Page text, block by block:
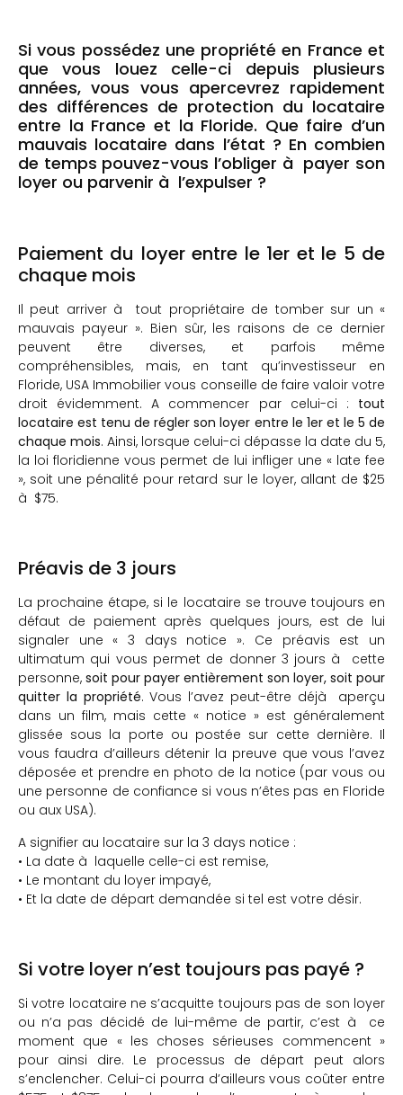
Si vous possédez une propriété en France et
que vous louez celle-ci depuis plusieurs
années, vous vous apercevrez rapidement
des différences de protection du locataire
entre la France et la Floride. Que faire d’un
mauvais locataire dans l’état ? En combien
de temps pouvez-vous l’obliger à payer son
loyer ou parvenir à l’expulser ?
Paiement du loyer entre le 1er et le 5 de
chaque mois
Il peut arriver à tout propriétaire de tomber sur un «
mauvais payeur ». Bien sûr, les raisons de ce dernier
peuvent être diverses, et parfois même
compréhensibles, mais, en tant qu’investisseur en
Floride, USA Immobilier vous conseille de faire valoir votre
droit évidemment. A commencer par celui-ci : tout
locataire est tenu de régler son loyer entre le 1er et le 5 de
chaque mois. Ainsi, lorsque celui-ci dépasse la date du 5,
la loi floridienne vous permet de lui infliger une « late fee
», soit une pénalité pour retard sur le loyer, allant de $25
à $75.
Préavis de 3 jours
La prochaine étape, si le locataire se trouve toujours en
défaut de paiement après quelques jours, est de lui
signaler une « 3 days notice ». Ce préavis est un
ultimatum qui vous permet de donner 3 jours à cette
personne, soit pour payer entièrement son loyer, soit pour
quitter la propriété. Vous l’avez peut-être déjà aperçu
dans un film, mais cette « notice » est généralement
glissée sous la porte ou postée sur cette dernière. Il
vous faudra d’ailleurs détenir la preuve que vous l’avez
déposée et prendre en photo de la notice (par vous ou
une personne de confiance si vous n’êtes pas en Floride
ou aux USA).
A signifier au locataire sur la 3 days notice :
• La date à laquelle celle-ci est remise,
• Le montant du loyer impayé,
• Et la date de départ demandée si tel est votre désir.
Si votre loyer n’est toujours pas payé ?
Si votre locataire ne s’acquitte toujours pas de son loyer
ou n’a pas décidé de lui-même de partir, c’est à ce
moment que « les choses sérieuses commencent »
pour ainsi dire. Le processus de départ peut alors
s’enclencher. Celui-ci pourra d’ailleurs vous coûter entre